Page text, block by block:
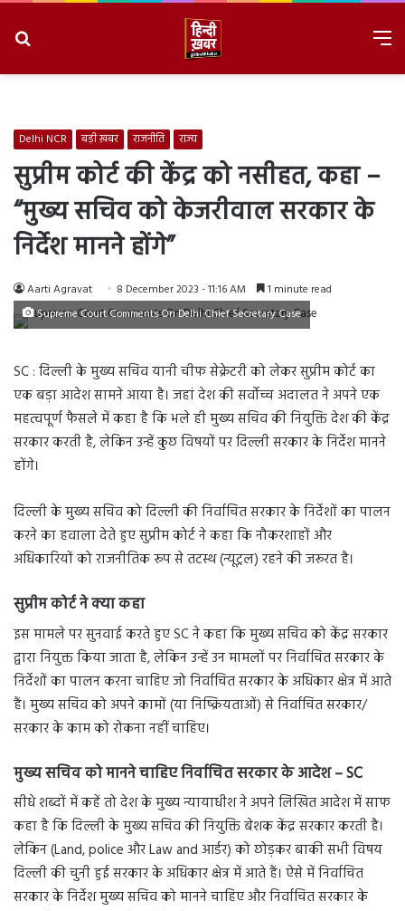
Delhi NCR बड़ी ख़बर राजनीति राज्य
सुप्रीम कोर्ट की केंद्र को नसीहत, कहा –
“मुख्य सचिव को केजरीवाल सरकार के
निर्देश मानने होंगे”
Aarti Agravat 8 December 2023 - 11:16 AM 1 minute read
Supreme Court Comments On Delhi Chief Secretary Case
SC : दिल्ली के मुख्य सचिव यानी चीफ सेक्रेटरी को लेकर सुप्रीम कोर्ट का
एक बड़ा आदेश सामने आया है। जहां देश की सर्वोच्च अदालत ने अपने एक
महत्वपूर्ण फैसले में कहा है कि भले ही मुख्य सचिव की नियुक्ति देश की केंद्र
सरकार करती है, लेकिन उन्हें कुछ विषयों पर दिल्ली सरकार के निर्देश मानने
होंगे।
दिल्ली के मुख्य सचिव को दिल्ली की निर्वाचित सरकार के निर्देशों का पालन
करने का हवाला देते हुए सुप्रीम कोर्ट ने कहा कि नौकरशाहों और
अधिकारियों को राजनीतिक रूप से तटस्थ (न्यूट्रल) रहने की जरूरत है।
सुप्रीम कोर्ट ने क्या कहा
इस मामले पर सुनवाई करते हुए SC ने कहा कि मुख्य सचिव को केंद्र सरकार
द्वारा नियुक्त किया जाता है, लेकिन उन्हें उन मामलों पर निर्वाचित सरकार के
निर्देशों का पालन करना चाहिए जो निर्वाचित सरकार के अधिकार क्षेत्र में आते
हैं। मुख्य सचिव को अपने कामों (या निष्क्रियताओं) से निर्वाचित सरकार/
सरकार के काम को रोकना नहीं चाहिए।
मुख्य सचिव को मानने चाहिए निर्वाचित सरकार के आदेश – SC
सीधे शब्दों में कहें तो देश के मुख्य न्यायाधीश ने अपने लिखित आदेश में साफ
कहा है कि दिल्ली के मुख्य सचिव की नियुक्ति बेशक केंद्र सरकार करती है।
लेकिन (Land, police और Law and आर्डर) को छोड़कर बाकी सभी विषय
दिल्ली की चुनी हुई सरकार के अधिकार क्षेत्र में आते हैं। ऐसे में निर्वाचित
सरकार के निर्देश मुख्य सचिव को मानने चाहिए और निर्वाचित सरकार के